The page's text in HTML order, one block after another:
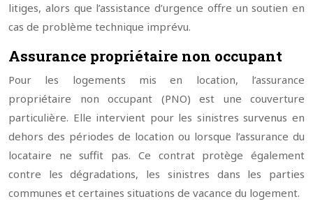
litiges, alors que l’assistance d’urgence offre un soutien en
cas de problème technique imprévu.
Assurance propriétaire non occupant
Pour les logements mis en location, l’assurance
propriétaire non occupant (PNO) est une couverture
particulière. Elle intervient pour les sinistres survenus en
dehors des périodes de location ou lorsque l’assurance du
locataire ne suffit pas. Ce contrat protège également
contre les dégradations, les sinistres dans les parties
communes et certaines situations de vacance du logement.